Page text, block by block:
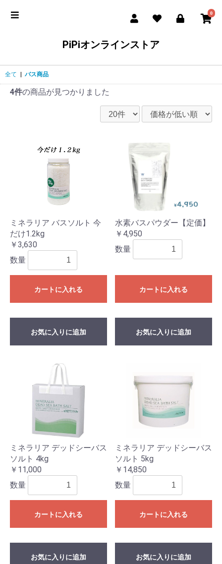
0
PiPiオンラインストア
全て バス商品
4件の商品が見つかりました
ミネラリア バスソルト 今
だけ1.2kg
￥3,630
数量
カートに入れる
お気に入りに追加
水素バスパウダー【定価】
￥4,950
数量
カートに入れる
お気に入りに追加
ミネラリア デッドシーバス
ソルト 4kg
￥11,000
数量
カートに入れる
お気に入りに追加
ミネラリア デッドシーバス
ソルト 5kg
￥14,850
数量
カートに入れる
お気に入りに追加